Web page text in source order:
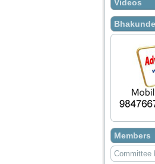
Videos
Bhakunde
Members
Committee